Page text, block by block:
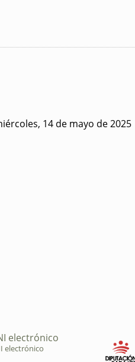
14 de mayo de 2025
electrónico
electrónico